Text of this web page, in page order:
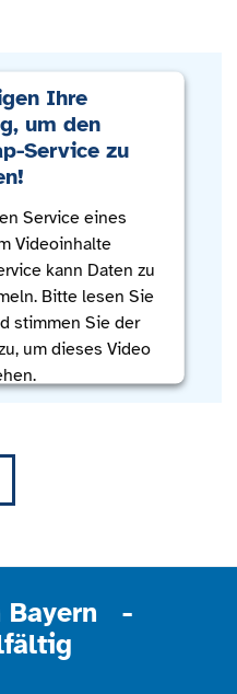
Ihre
um den
Service zu
Service eines
Videoinhalte
kann Daten zu
Bitte lesen Sie
stimmen Sie der
um dieses Video
Platform
Bayern -